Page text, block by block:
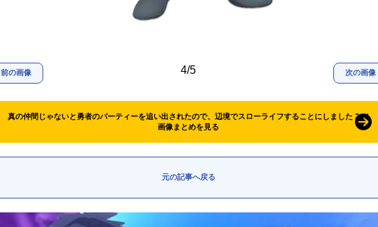
4/5
前の画像 次の画像
真の仲間じゃないと勇者のパーティーを追い出されたので、辺境でスローライフすることにしました 2nd
画像まとめを見る
元の記事へ戻る